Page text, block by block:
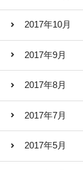
2017年10月
2017年9月
2017年8月
2017年7月
2017年5月